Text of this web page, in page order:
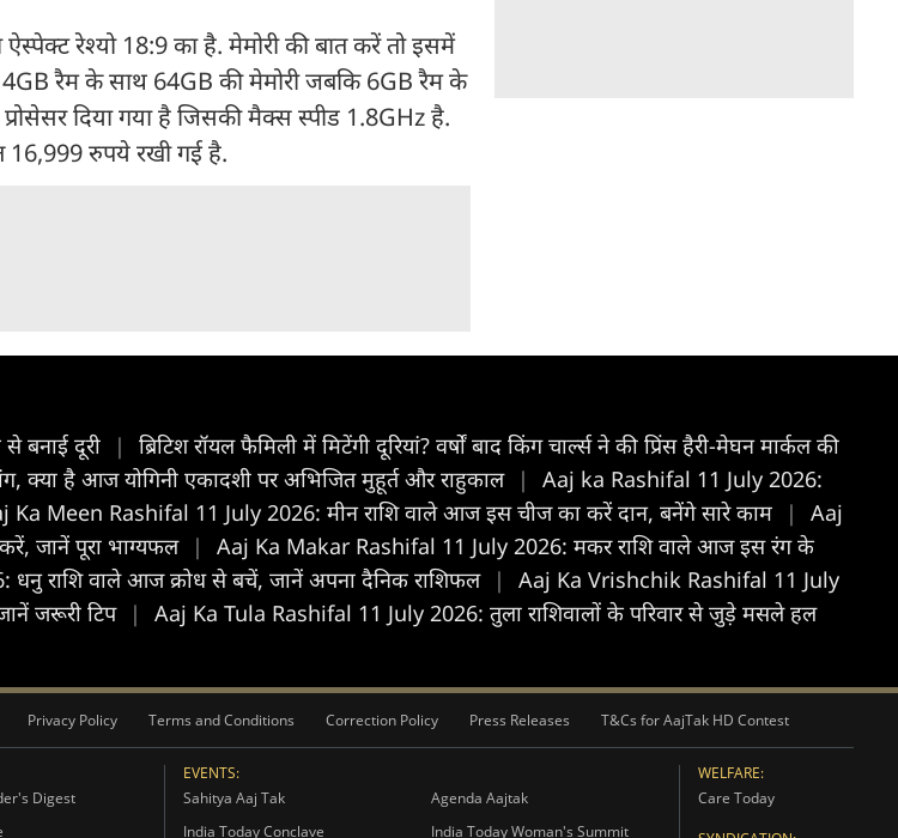
रेश्यो 18:9 का है. मेमोरी की बात करें तो इसमें
रैम के साथ 64GB की मेमोरी जबकि 6GB रैम के
दिया गया है जिसकी मैक्स स्पीड 1.8GHz है.
16,999 रुपये रखी गई है.
बनाई दूरी |
ब्रिटिश रॉयल फैमिली में मिटेंगी दूरियां? वर्षों बाद किंग चार्ल्स ने की प्रिंस हैरी-मेघन मार्कल की
क्या है आज योगिनी एकादशी पर अभिजित मुहूर्त और राहुकाल |
Aaj ka Rashifal 11 July 2026:
Ka Meen Rashifal 11 July 2026: मीन राशि वाले आज इस चीज का करें दान, बनेंगे सारे काम |
Aaj
जानें पूरा भाग्यफल |
Aaj Ka Makar Rashifal 11 July 2026: मकर राशि वाले आज इस रंग के
राशि वाले आज क्रोध से बचें, जानें अपना दैनिक राशिफल |
Aaj Ka Vrishchik Rashifal 11 July
जरूरी टिप |
Aaj Ka Tula Rashifal 11 July 2026: तुला राशिवालों के परिवार से जुड़े मसले हल
Privacy Policy Terms and Conditions Correction Policy Press Releases T&Cs for AajTak HD Contest
Digest
EVENTS:
Sahitya Aaj Tak
Agenda Aajtak
India Today Conclave
India Today Woman's Summit
WELFARE:
Care Today